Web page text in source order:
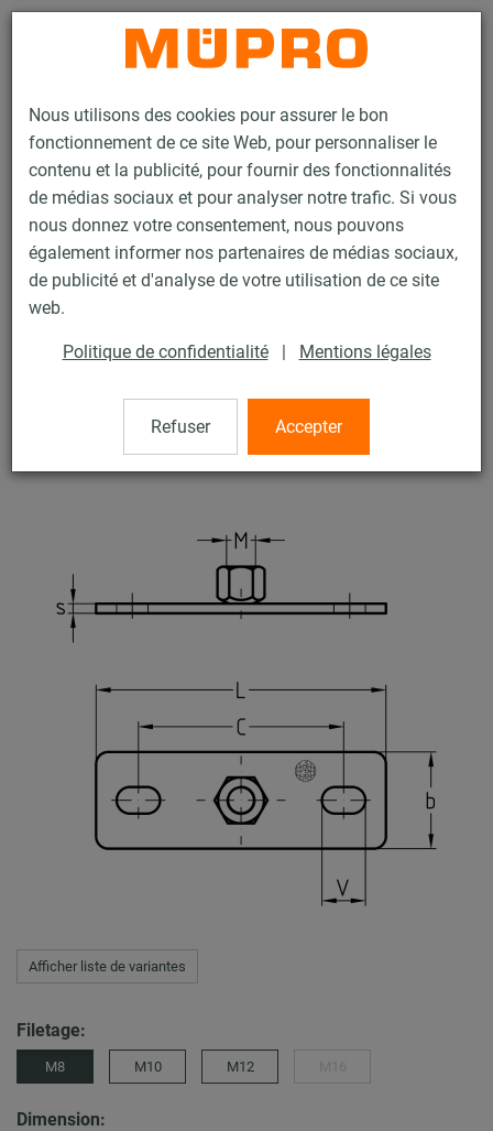
Nous utilisons des cookies pour assurer le bon
fonctionnement de ce site Web, pour personnaliser le
contenu et la publicité, pour fournir des fonctionnalités
de médias sociaux et pour analyser notre trafic. Si vous
nous donnez votre consentement, nous pouvons
également informer nos partenaires de médias sociaux,
de publicité et d'analyse de votre utilisation de ce site
web.
Politique de confidentialité | Mentions légales
Refuser Accepter
Contact
Produits Technique de fixation
Produits en inox
Accessoires de montage, inox
Platine avec écrou
Platine avec écrou
Platine type 2, M8, Inox 316
Afficher liste de variantes
Filetage:
M8 M10 M12
Dimension: